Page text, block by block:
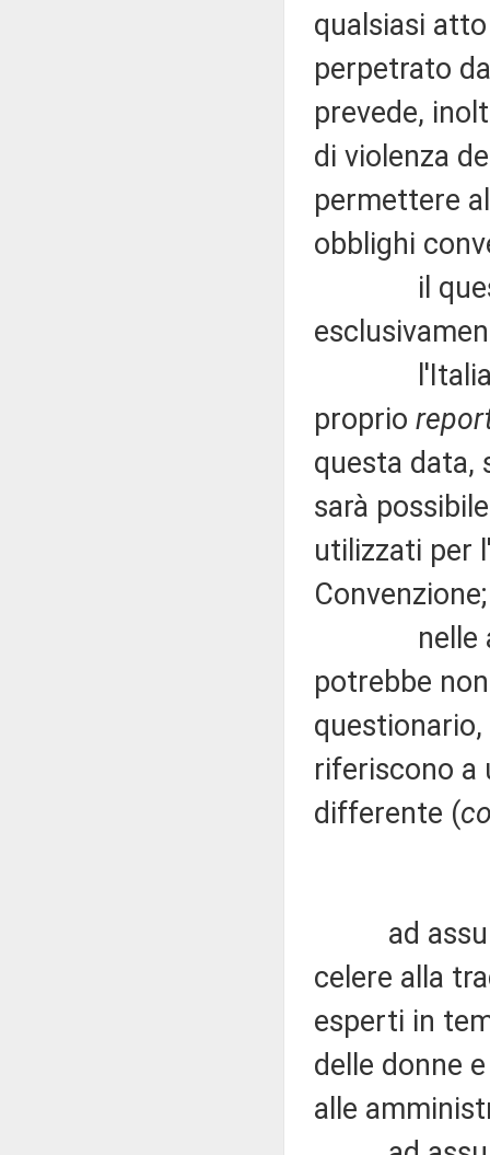
qualsiasi
perpetrato
prevede,
di violenza
permettere
obblighi
il
l'Italia
proprio
questa data,
sarà
utilizzati per
Convenzione;
nelle
potrebbe
riferiscono a
differente (
ad
celere alla
esperti in
delle donne
alle